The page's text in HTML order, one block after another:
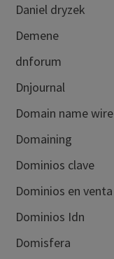
Daniel dryzek
Demene
dnforum
Dnjournal
Domain name wire
Domaining
Dominios clave
Dominios en venta
Dominios Idn
Domisfera